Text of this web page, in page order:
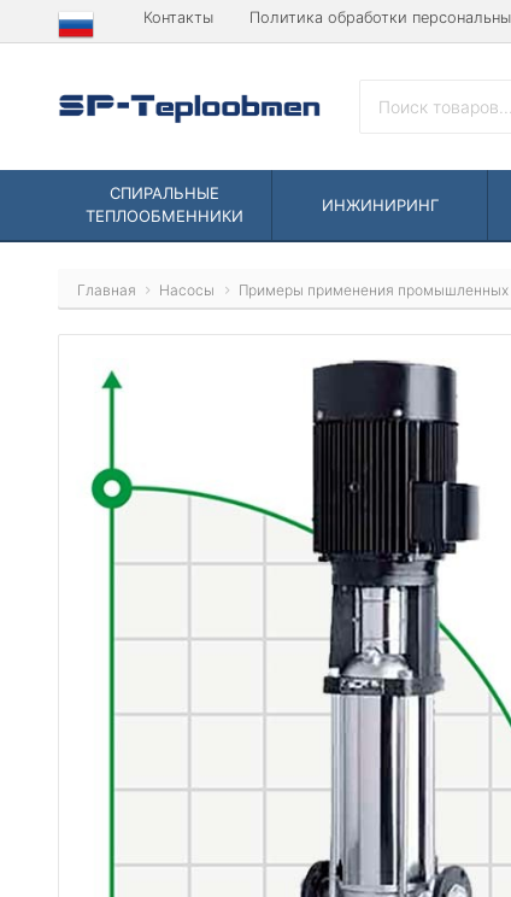
Контакты Политика обработки
СПИРАЛЬНЫЕ
ТЕПЛООБМЕННИКИ
ИНЖИНИРИНГ
Главная Насосы Примеры применения промышленных